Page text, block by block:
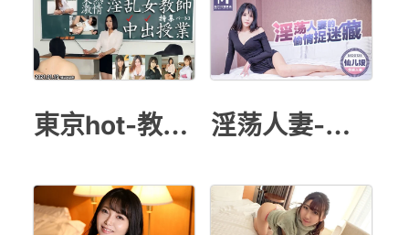
東京hot-教師授業 淫荡人妻-仙儿媛